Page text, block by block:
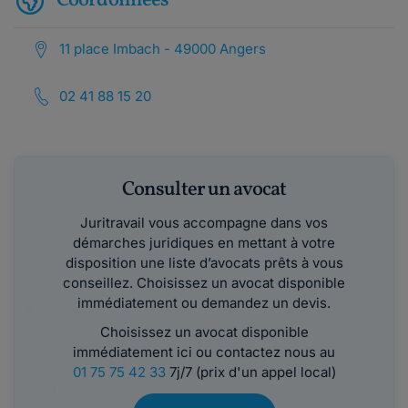
11 place Imbach - 49000 Angers
02 41 88 15 20
Consulter un avocat
Juritravail vous accompagne dans vos
démarches juridiques en mettant à votre
disposition une liste d’avocats prêts à vous
conseillez. Choisissez un avocat disponible
immédiatement ou demandez un devis.
Choisissez un avocat disponible
immédiatement ici ou contactez nous au
01 75 75 42 337j/7 (prix d'un appel local)